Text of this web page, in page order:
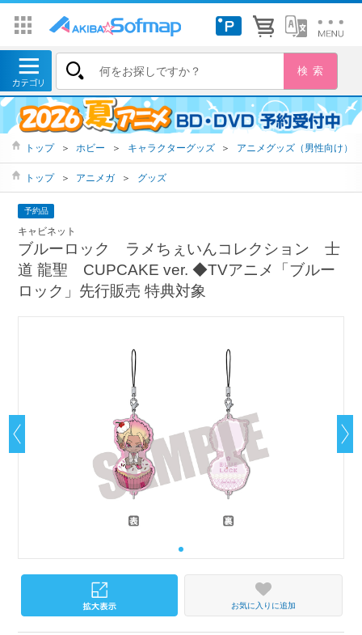
トップ ＞ ホビー ＞ キャラクターグッズ ＞ アニメグッズ（男性向け）
トップ ＞ アニメガ ＞ グッズ
予約品
キャビネット
ブルーロック ラメちぇいんコレクション 士
道 龍聖 CUPCAKE ver. ◆TVアニメ「ブルー
ロック」先行販売 特典対象
お気に入りに追加